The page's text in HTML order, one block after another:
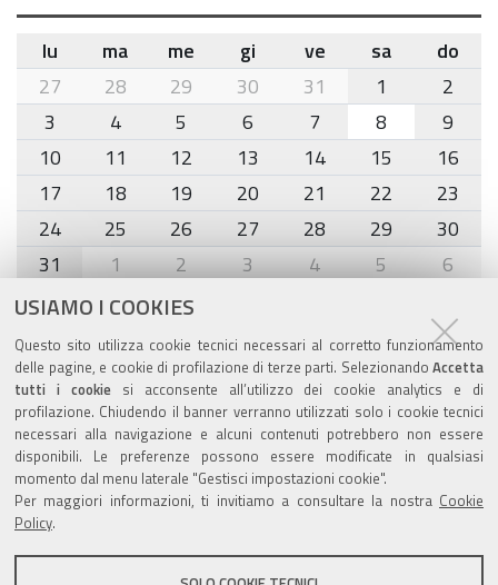
USIAMO I COOKIES
Questo sito utilizza cookie tecnici necessari al corretto funzionamento
delle pagine, e cookie di profilazione di terze parti. Selezionando Accetta
tutti i cookiesi acconsente all’utilizzo dei cookie analytics e di
profilazione. Chiudendo il banner verranno utilizzati solo i cookie tecnici
necessari alla navigazione e alcuni contenuti potrebbero non essere
disponibili. Le preferenze possono essere modificate in qualsiasi
momento dal menu laterale "Gestisci impostazioni cookie".
Per maggiori informazioni, ti invitiamo a consultare la nostra Cookie
Policy.
month-
8
lu ma me gi ve sa
do
27
28 29 30 31 1
2
3
4 5 6 7 8
9
10
11 12 13 14 15
16
17
18 19 20 21 22
23
24
25 26 27 28 29
30
31
1 2 3 4 5 6
Agenda eventi
torna alla sezione
Valuta questo sito